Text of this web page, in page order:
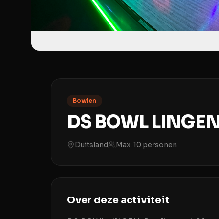
Bowlen
DS BOWL
Duitsland Max. 10 personen
Over deze activiteit